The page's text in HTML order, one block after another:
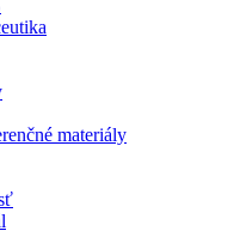
materiály